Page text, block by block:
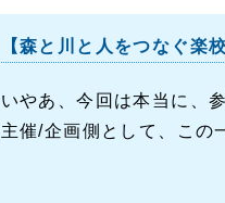
【森と川と人をつなぐ楽
いやあ、今回は本当に、
主催/企画側として、この